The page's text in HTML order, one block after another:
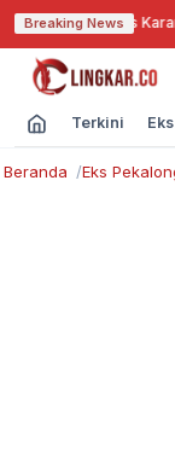
Breaking News
Kades
Terkini
Beranda Eks